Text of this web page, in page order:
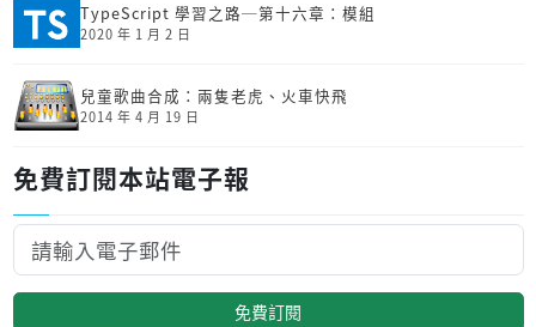
TypeScript 學習之路─第十六章：模組
2020 年 1 月 2 日
兒童歌曲合成：兩隻老虎、火車快飛
2014 年 4 月 19 日
免費訂閱本站電子報
免費訂閱